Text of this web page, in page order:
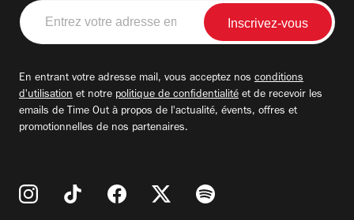
Entrez
votre
adresse
En entrant votre adresse mail, vous acceptez nos conditions
d'utilisation et notre politique de confidentialité et de recevoir les
emails de Time Out à propos de l'actualité, évents, offres et
promotionnelles de nos partenaires.